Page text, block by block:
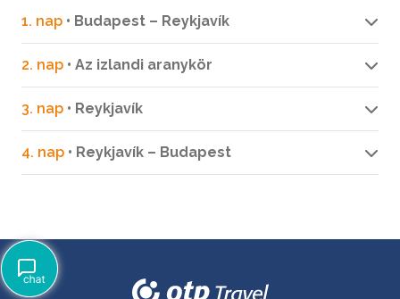
1. nap • Budapest – Reykjavík
2. nap • Az izlandi aranykör
3. nap • Reykjavík
4. nap • Reykjavík – Budapest